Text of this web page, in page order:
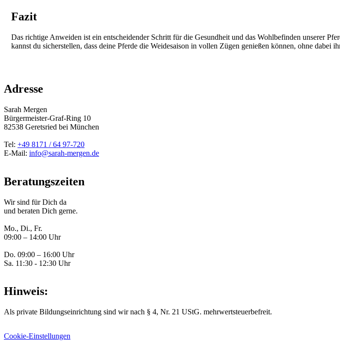
Fazit
Das richtige Anweiden ist ein entscheidender Schritt für die Gesundheit und das Wohlbefinden unserer
kannst du sicherstellen, dass deine Pferde die Weidesaison in vollen Zügen genießen können, ohne dabei
Adresse
Sarah Mergen
Bürgermeister-Graf-Ring 10
82538 Geretsried bei München
Tel: +49 8171 / 64 97-720
E-Mail: info@sarah-mergen.de
Beratungszeiten
Wir sind für Dich da
und beraten Dich gerne.
Mo., Di., Fr.
09:00 – 14:00 Uhr
Do. 09:00 – 16:00 Uhr
Sa. 11:30 - 12:30 Uhr
Hinweis:
Als private Bildungseinrichtung sind wir nach § 4, Nr. 21 UStG. mehrwertsteuerbefreit.
Cookie-Einstellungen